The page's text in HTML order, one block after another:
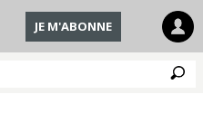
JE M'ABONNE